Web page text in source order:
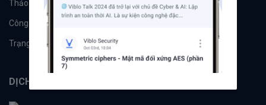
Thảo luận Đề xuất hệ thống
Công cụ
Trạng thái hệ thống
DỊCH VỤ